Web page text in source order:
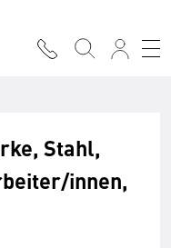
Stahl,
innen,